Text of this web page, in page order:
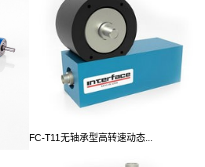
FC-T11无轴承型高转速动态...